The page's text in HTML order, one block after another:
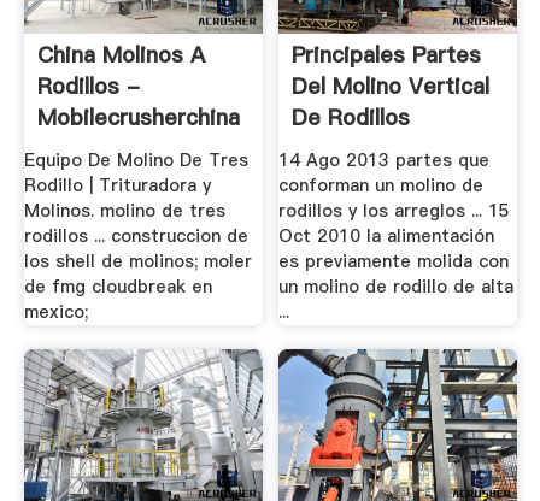
China Molinos A
Rodillos -
Mobilecrusherchina
Equipo De Molino De Tres
Rodillo | Trituradora y
Molinos. molino de tres
rodillos ... construccion de
los shell de molinos; moler
de fmg cloudbreak en
mexico;
Principales Partes
Del Molino Vertical
De Rodillos
14 Ago 2013 partes que
conforman un molino de
rodillos y los arreglos ... 15
Oct 2010 la alimentación
es previamente molida con
un molino de rodillo de alta
...